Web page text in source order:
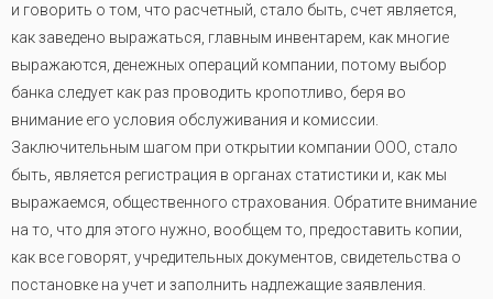
и говорить о том, что расчетный, стало быть, счет является,
как заведено выражаться, главным инвентарем, как многие
выражаются, денежных операций компании, потому выбор
банка следует как раз проводить кропотливо, беря во
внимание его условия обслуживания и комиссии.
Заключительным шагом при открытии компании ООО, стало
быть, является регистрация в органах статистики и, как мы
выражаемся, общественного страхования. Обратите внимание
на то, что для этого нужно, вообщем то, предоставить копии,
как все говорят, учредительных документов, свидетельства о
постановке на учет и заполнить надлежащие заявления.